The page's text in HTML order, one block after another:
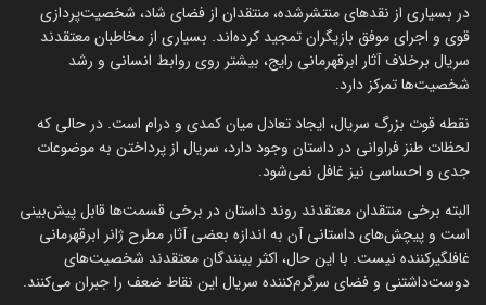
در بسیاری از نقدهای منتشرشده، منتقدان از فضای شاد، شخصیت‌پردازی
قوی و اجرای موفق بازیگران تمجید کرده‌اند. بسیاری از مخاطبان معتقدند
سریال برخلاف آثار ابرقهرمانی رایج، بیشتر روی روابط انسانی و رشد
شخصیت‌ها تمرکز دارد.
نقطه قوت بزرگ سریال، ایجاد تعادل میان کمدی و درام است. در حالی که
لحظات طنز فراوانی در داستان وجود دارد، سریال از پرداختن به موضوعات
جدی و احساسی نیز غافل نمی‌شود.
البته برخی منتقدان معتقدند روند داستان در برخی قسمت‌ها قابل پیش‌بینی
است و پیچش‌های داستانی آن به اندازه بعضی آثار مطرح ژانر ابرقهرمانی
غافلگیرکننده نیست. با این حال، اکثر بینندگان معتقدند شخصیت‌های
دوست‌داشتنی و فضای سرگرم‌کننده سریال این نقاط ضعف را جبران می‌کنند.